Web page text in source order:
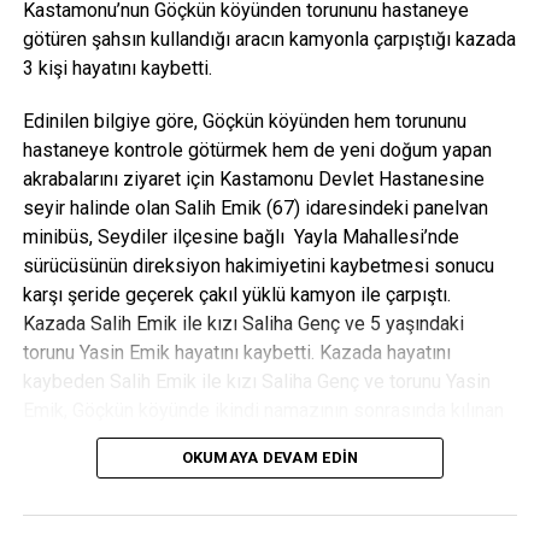
Kastamonu’nun Göçkün köyünden torununu hastaneye
götüren şahsın kullandığı aracın kamyonla çarpıştığı kazada
3 kişi hayatını kaybetti.
Edinilen bilgiye göre, Göçkün köyünden hem torununu
hastaneye kontrole götürmek hem de yeni doğum yapan
akrabalarını ziyaret için Kastamonu Devlet Hastanesine
seyir halinde olan Salih Emik (67) idaresindeki panelvan
minibüs, Seydiler ilçesine bağlı Yayla Mahallesi’nde
sürücüsünün direksiyon hakimiyetini kaybetmesi sonucu
karşı şeride geçerek çakıl yüklü kamyon ile çarpıştı.
Kazada Salih Emik ile kızı Saliha Genç ve 5 yaşındaki
torunu Yasin Emik hayatını kaybetti. Kazada hayatını
kaybeden Salih Emik ile kızı Saliha Genç ve torunu Yasin
cenaze namazının ardından aile kabristanlığında gözyaşları
arasında son yolculuğuna uğurlandı.
1 hafta önce de 3 kişi hayatını kaybetmişti
OKUMAYA DEVAM EDIN